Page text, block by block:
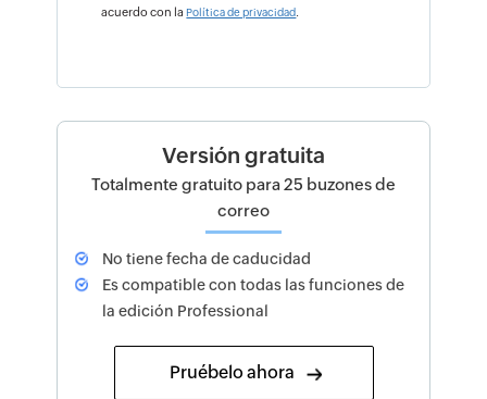
acuerdo con laPolítica de privacidad
Versión gratuita
Totalmente gratuito para 25 buzones de
correo
No tiene fecha de caducidad
Es compatible con todas las funciones de
la edición Professional
Pruébelo ahora